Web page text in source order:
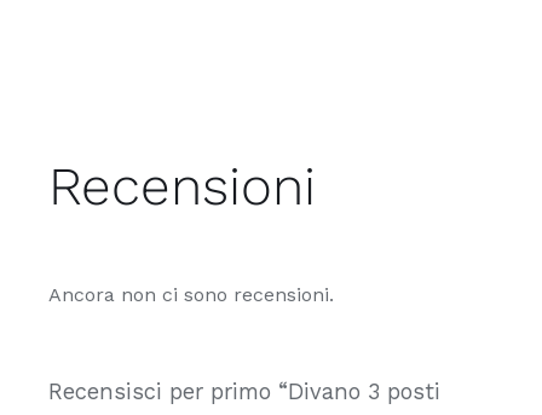
Recensioni
Ancora non ci sono recensioni.
Recensisci per primo “Divano 3 posti